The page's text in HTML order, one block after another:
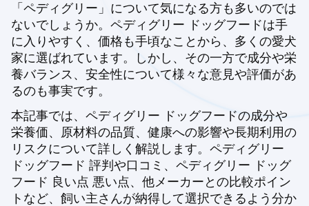
「ペディグリー」について気になる方も多いのでは
ないでしょうか。ペディグリー ドッグフードは手
に入りやすく、価格も手頃なことから、多くの愛犬
家に選ばれています。しかし、その一方で成分や栄
養バランス、安全性について様々な意見や評価があ
るのも事実です。
本記事では、ペディグリー ドッグフードの成分や
栄養価、原材料の品質、健康への影響や長期利用の
リスクについて詳しく解説します。ペディグリー
ドッグフード 評判や口コミ、ペディグリー ドッグ
フード 良い点 悪い点、他メーカーとの比較ポイン
トなど、飼い主さんが納得して選択できるよう分か